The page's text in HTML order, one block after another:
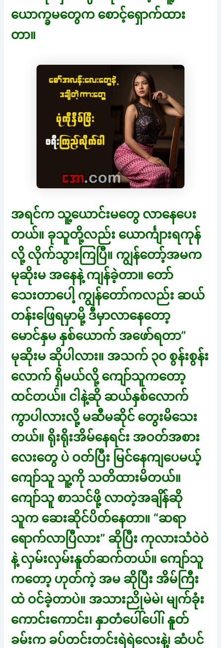
ယောက္ခမတွေက စောင့်ရှောက်ထား
တာ။
အရင်က သူ့ယောင်းမတွေ လာနေပေး
တယ်။ ခုသူတို့လည်း ယောင်္ကျားရကုန်
လို့ လိုက်သွားကြပြီ။ ကျွန်တော့်အမက
မုဆိုးမ အနေနဲ့ ကျန်ခဲ့တာ။ တော်
သေးတာပေါ့ ကျွန်တော်ကလည်း ဆယ်
တန်းဖြေရမှာမို့ ဒီမှာလာနေတော့
မောင်နှမ နှစ်ယောက် အဖော်ရတာ”
မုဆိုးမ ဆိုပါလား။ အသက် ၃၀ စွန်းစွန်း
လောက် ရှိမယ်လို့ ကျော်သူကတော့
ထင်တယ်။ ငါနဲ့ဆို ဆယ်နှစ်လောက်
ကွာပါလားလို့ မဆီမဆိုင် တွေးမိသေး
တယ်။ ရိုးရိုးအိမ်နေရင်း အဝတ်အစား
လေးတွေ ပဲ ဝတ်ပြီး မြင်နေကျပေမယ့်
ကျော်သူ သူ့ကို သတိထားမိတယ်။
ကျော်သူ စာသင်ဖို့ လာတဲ့အချိန်ဆို
သူက ဆေးဆိုင်ပိတ်နေတာ။ “ဆရာ
ရောက်လာပြီလား” ဆိုပြီး ကုလားသံဝဲဝဲ
နဲ့ လှမ်းလှမ်းနူတ်ဆက်တယ်။ ကျော်သူ
ကတော့ ဟုတ်ကဲ့ အမ ဆိုပြီး အိမ်ကြီး
ထဲ ဝင်ခဲ့တာပဲ။ အသားညိုမဲမဲ၊ မျက်ခုံး
ကောင်းကောင်း၊ နှာတံပေါ်ပေါ်၊ နူတ်
ခမ်းက ခပ်တင်းတင်းရဲရဲလေးနဲ့၊ ဆံပင်